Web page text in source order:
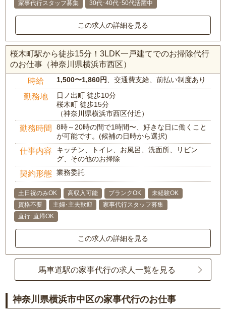
家事代行スタッフ募集
30代･40代･50代活躍中
この求人の詳細を見る
桜木町駅から徒歩15分！3LDK一戸建てでのお掃除代行
のお仕事（神奈川県横浜市西区）
時給 1,500〜1,860円、交通費支給、前払い制度あり
勤務地
日ノ出町 徒歩10分
桜木町 徒歩15分
（神奈川県横浜市西区付近）
勤務時間
8時～20時の間で1時間〜、好きな日に働くこと
が可能です。(候補の日時から選択)
仕事内容
キッチン、トイレ、お風呂、洗面所、リビン
グ、その他のお掃除
契約形態 業務委託
土日祝のみOK 高収入可能 ブランクOK
未経験OK
資格不要
主婦･主夫歓迎
家事代行スタッフ募集
直行･直帰OK
この求人の詳細を見る
馬車道駅の家事代行の求人一覧を見る
神奈川県横浜市中区の家事代行のお仕事